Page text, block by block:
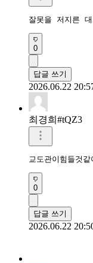
잘못을 저지른
0
답글 쓰기
2026.06.22
최경희#tQZ3
교도관이힘들것같
0
답글 쓰기
2026.06.22